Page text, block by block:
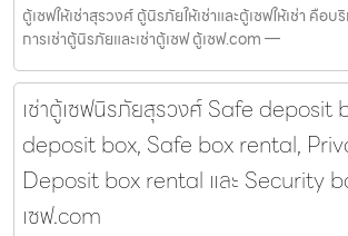
ตู้เซฟให้เช่าสุรวงศ์ ตู้นิรภัยให้เช่าและตู้เซฟให้เช่า คือ
การเช่าตู้นิรภัยและเช่าตู้เซฟ ตู้เซฟ.com —
เช่าตู้เซฟนิรภัยสุรวงศ์ Safe deposit
deposit box, Safe box rental,
Deposit box rental และ Security
เซฟ.com